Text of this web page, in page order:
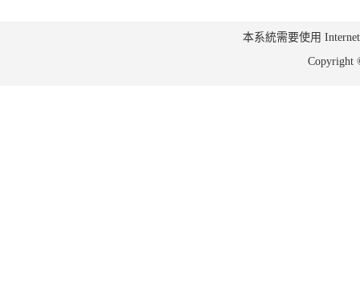
本系統需要使用
Copyright